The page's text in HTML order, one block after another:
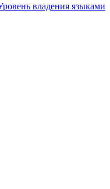
владения языками